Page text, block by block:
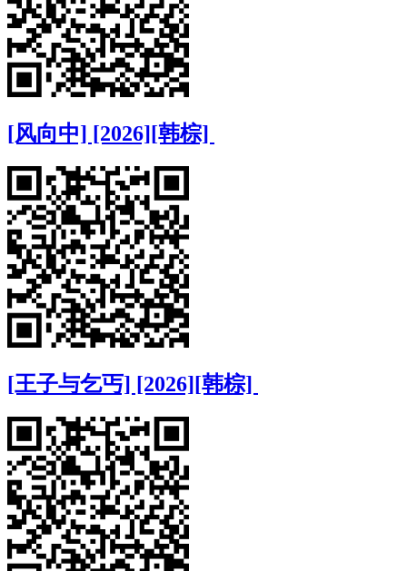
[风向中] [2026][韩棕]
[王子与乞丐] [2026][韩棕]